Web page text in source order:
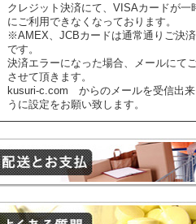
クレジット決済にて、VISAカードが一
にご利用できなくなっております。
※AMEX、JCBカードは通常通りご決
です。
決済エラーになった場合、メールにて
させて頂きます。
kusuri-c.com からのメールを受信出来
うに設定をお願い致します。